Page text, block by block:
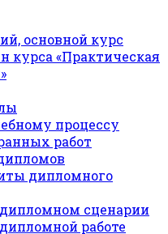
основной курс
курса «Практическая
процессу
работ
дипломного
сценарии
работе